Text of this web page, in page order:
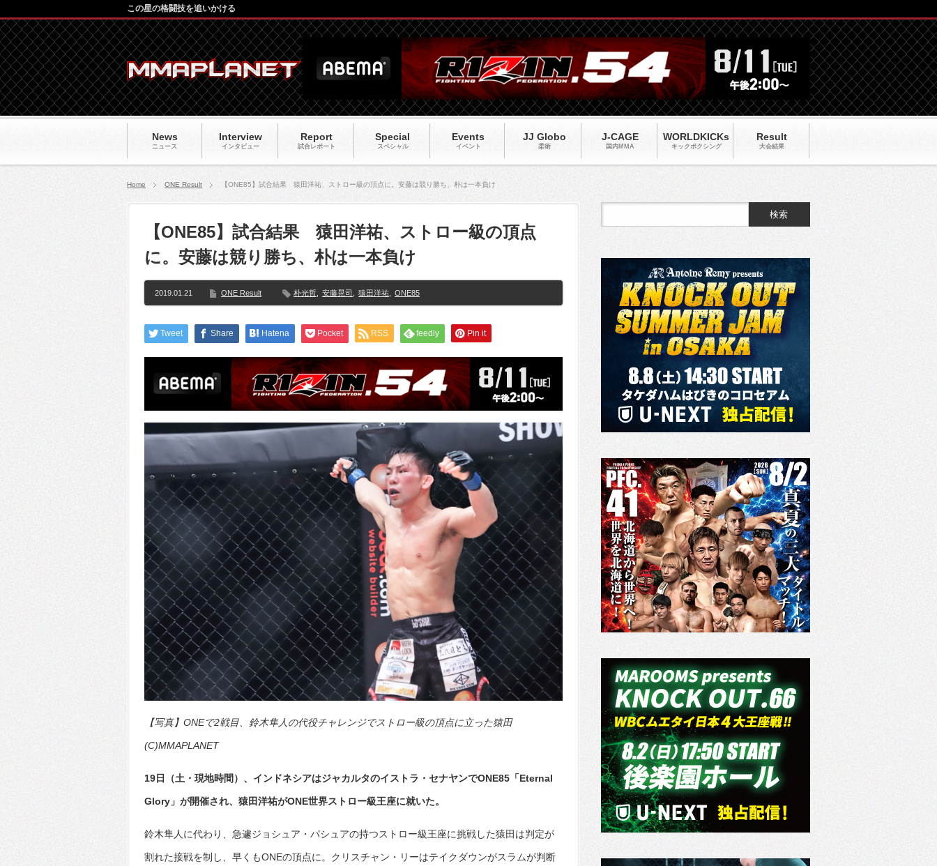
News
ニュース
Interview
インタビュー
Report
試合レポート
Special
スペシャル
Events
イベント
JJ Globo
柔術
J-CAGE
国内MMA
WORLDKICKs
キックポクシング
Result
大会結果
この星の格闘技を追いかける
Home ONE Result 【ONE85】試合結果 猿田洋祐、ストロー級の頂点に。安藤は競り勝ち、朴は一本負け
【ONE85】試合結果 猿田洋祐、ストロー級の頂点
に。安藤は競り勝ち、朴は一本負け
2019.01.21 ONE Result 朴光哲 安藤晃司 猿田洋祐 ONE85
Tweet Share Hatena Pocket RSS feedly Pin it
【写真】ONEで2戦目、鈴木隼人の代役チャレンジでストロー級の頂点に立った猿田
(C)MMAPLANET
19日（土・現地時間）、インドネシアはジャカルタのイストラ・セナヤンでONE85「Eternal
Glory」が開催され、猿田洋祐がONE世界ストロー級王座に就いた。
鈴木隼人に代わり、急遽ジョシュア・パシュアの持つストロー級王座に挑戦した猿田は判定が
割れた接戦を制し、早くもONEの頂点に。クリスチャン・リーはテイクダウンがスラムが判断